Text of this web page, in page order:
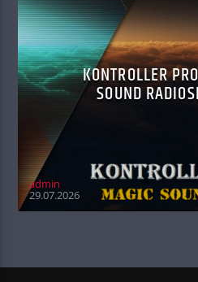
KONTROLLER
SOUND
admin
29.07.2026